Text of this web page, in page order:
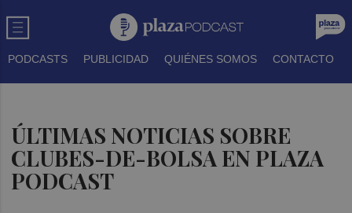
PODCASTS PUBLICIDAD QUIÉNES SOMOS CONTACTO
ÚLTIMAS NOTICIAS SOBRE
CLUBES-DE-BOLSA EN PLAZA
PODCAST